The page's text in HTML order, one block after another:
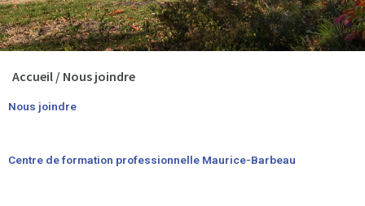
Accueil / Nous joindre
Nous joindre
Centre de formation professionnelle Maurice-Barbeau